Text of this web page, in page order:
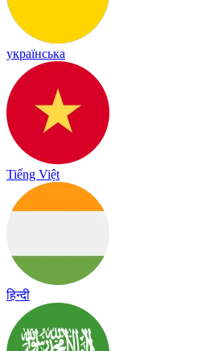
українська
Tiếng Việt
हिन्दी